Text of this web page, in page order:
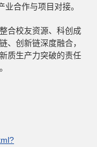
合作与项目对接。
合校友资源、科创成
、创新链深度融合，
质生产力突破的责任